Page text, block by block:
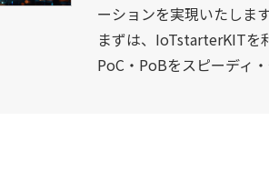
ーションを実現いたします
まずは、IoTstarterKITを
PoC・PoBをスピーディ